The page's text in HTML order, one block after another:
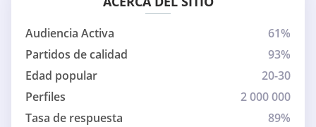
Audiencia Activa
61%
Partidos de calidad
93%
Edad popular
20-30
Perfiles
2 000 000
Tasa de respuesta
89%